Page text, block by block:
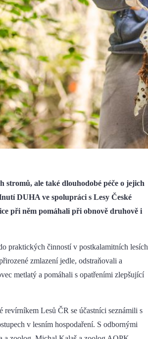
stromů, ale také dlouhodobé péče o jejich
DUHA ve spolupráci s Lesy České
při něm pomáhali při obnově druhově i
praktických činností v postkalamitních lesích
zmlazení jedle, odstraňovali a
metlatý a pomáhali s opatřeními zlepšující
revírníkem Lesů ČR se účastníci seznámili s
v lesním hospodaření. S odbornými